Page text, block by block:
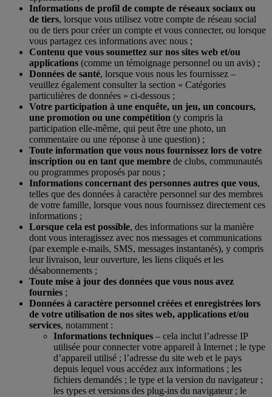
Informations de profil de compte de réseaux sociaux ou
de tiers, lorsque vous utilisez votre compte de réseau social
ou de tiers pour créer un compte et vous connecter, ou lorsque
vous partagez ces informations avec nous ;
Contenu que vous soumettez sur nos sites web et/ou
applications (comme un témoignage personnel ou un avis) ;
Données de santé, lorsque vous nous les fournissez –
veuillez également consulter la section « Catégories
particulières de données » ci-dessous ;
Votre participation à une enquête, un jeu, un concours,
une promotion ou une compétition (y compris la
participation elle-même, qui peut être une photo, un
commentaire ou une réponse à une question) ;
Toute information que vous nous fournissez lors de votre
inscription ou en tant que membre de clubs, communautés
ou programmes proposés par nous ;
Informations concernant des personnes autres que vous,
telles que des données à caractère personnel sur des membres
de votre famille, lorsque vous nous fournissez directement ces
informations ;
Lorsque cela est possible, des informations sur la manière
dont vous interagissez avec nos messages et communications
(par exemple e-mails, SMS, messages instantanés), y compris
leur livraison, leur ouverture, les liens cliqués et les
désabonnements ;
Toute mise à jour des données que vous nous avez
fournies ;
Données à caractère personnel créées et enregistrées lors
de votre utilisation de nos sites web, applications et/ou
services, notamment :
Informations techniques – cela inclut l’adresse IP
utilisée pour connecter votre appareil à Internet ; le type
d’appareil utilisé ; l’adresse du site web et le pays
depuis lequel vous accédez aux informations ; les
fichiers demandés ; le type et la version du navigateur ;
les types et versions des plug-ins du navigateur ; le